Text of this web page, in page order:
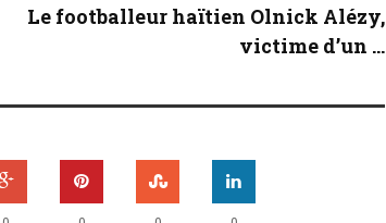
Le footballeur haïtien Olnick Alézy,
victime d’un ...